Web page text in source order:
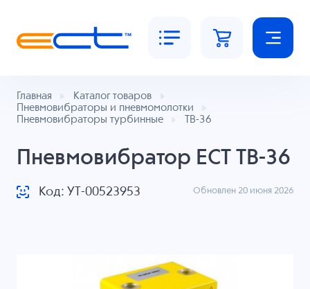
Главная
Каталог товаров
Пневмовибраторы и пневмомолотки
Пневмовибраторы турбинные
ТВ-36
Пневмовибратор ECT ТВ-36
Код: УТ-00523953 Обновлен 20 июня 2026